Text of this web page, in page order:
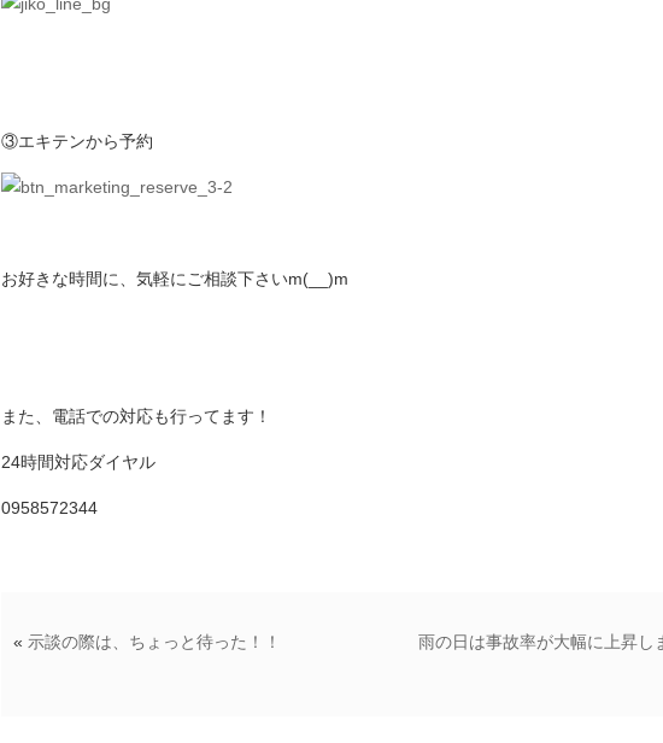
③エキテンから予約
お好きな時間に、気軽にご相談下さいm(__)m
また、電話での対応も行ってます！
24時間対応ダイヤル
0958572344
雨の日は事故率が大幅に上昇し
« 示談の際は、ちょっと待った！！